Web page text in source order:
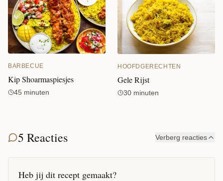
BARBECUE
Kip Shoarmaspiesjes
45 minuten
HOOFDGERECHTEN
Gele Rijst
30 minuten
5 Reacties Verberg reacties
Heb jij dit recept gemaakt?